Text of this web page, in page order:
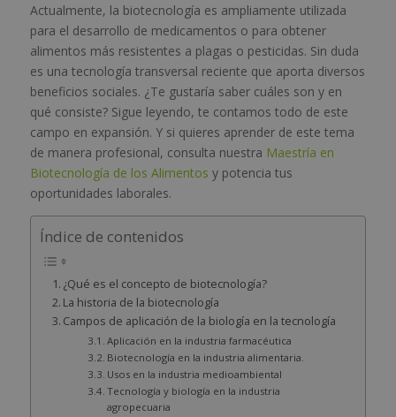
Actualmente, la biotecnología es ampliamente utilizada
para el desarrollo de medicamentos o para obtener
alimentos más resistentes a plagas o pesticidas. Sin duda
es una tecnología transversal reciente que aporta diversos
beneficios sociales. ¿Te gustaría saber cuáles son y en
qué consiste? Sigue leyendo, te contamos todo de este
campo en expansión. Y si quieres aprender de este tema
de manera profesional, consulta nuestra Maestría en
Biotecnología de los Alimentos y potencia tus
oportunidades laborales.
Índice de contenidos
¿Qué es el concepto de biotecnología?
La historia de la biotecnología
Campos de aplicación de la biología en la tecnología
Aplicación en la industria farmacéutica
Biotecnología en la industria alimentaria.
Usos en la industria medioambiental
Tecnología y biología en la industria
agropecuaria